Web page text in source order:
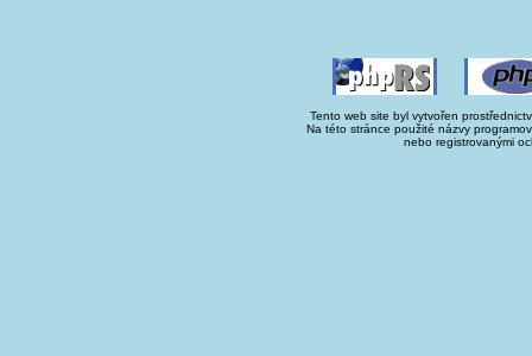
Tento web site byl vytvořen
Na této stránce použité názvy
nebo registrovanými